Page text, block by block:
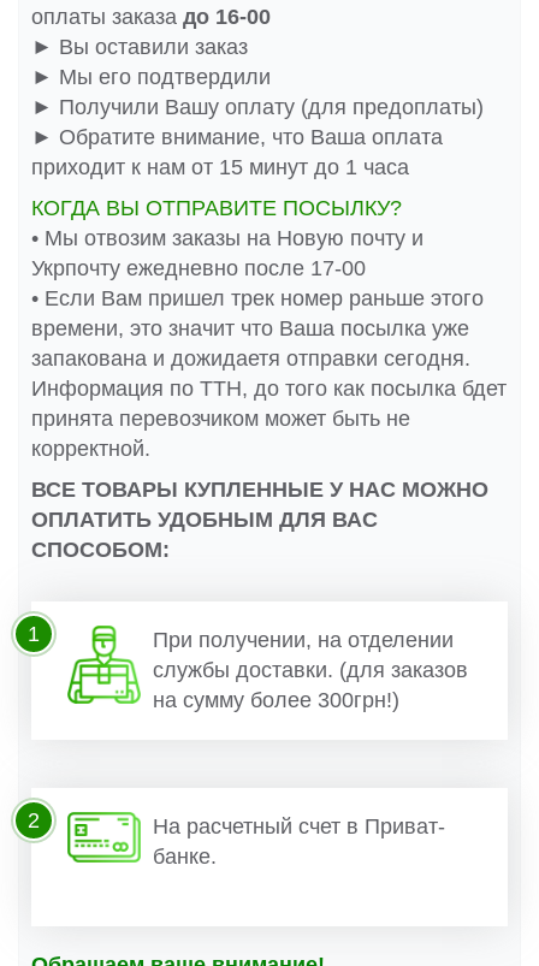
оплаты заказа до 16-00
► Вы оставили заказ
► Мы его подтвердили
► Получили Вашу оплату (для предоплаты)
► Обратите внимание, что Ваша оплата
приходит к нам от 15 минут до 1 часа
КОГДА ВЫ ОТПРАВИТЕ ПОСЫЛКУ?
• Мы отвозим заказы на Новую почту и
Укрпочту ежедневно после 17-00
• Если Вам пришел трек номер раньше этого
времени, это значит что Ваша посылка уже
запакована и дожидаетя отправки сегодня.
Информация по ТТН, до того как посылка бдет
принята перевозчиком может быть не
корректной.
ВСЕ ТОВАРЫ КУПЛЕННЫЕ У НАС МОЖНО
ОПЛАТИТЬ УДОБНЫМ ДЛЯ ВАС
СПОСОБОМ:
При получении, на отделении
службы доставки. (для заказов
на сумму более 300грн!)
1
На расчетный счет в Приват-
банке.
2